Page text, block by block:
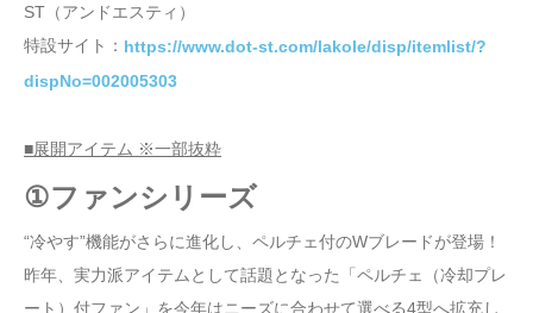
ST（アンドエスティ）
特設サイト： https://www.dot-st.com/lakole/disp/itemlist/?
dispNo=002005303
■展開アイテム ※一部抜粋
①ファンシリーズ
“冷やす”機能がさらに進化し、ペルチェ付のWブレードが登場！
昨年、実力派アイテムとして話題となった「ペルチェ（冷却プレ
ート）付ファン」を今年はニーズに合わせて選べる4型へ拡充し